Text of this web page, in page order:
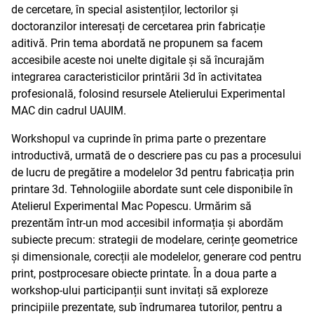
de cercetare, în special asistenților, lectorilor și
doctoranzilor interesați de cercetarea prin fabricație
aditivă. Prin tema abordată ne propunem sa facem
accesibile aceste noi unelte digitale și să încurajăm
integrarea caracteristicilor printării 3d în activitatea
profesională, folosind resursele Atelierului Experimental
MAC din cadrul UAUIM.
Workshopul va cuprinde în prima parte o prezentare
introductivă, urmată de o descriere pas cu pas a procesului
de lucru de pregătire a modelelor 3d pentru fabricația prin
printare 3d. Tehnologiile abordate sunt cele disponibile în
Atelierul Experimental Mac Popescu. Urmărim să
prezentăm într-un mod accesibil informația și abordăm
subiecte precum: strategii de modelare, cerințe geometrice
și dimensionale, corecții ale modelelor, generare cod pentru
print, postprocesare obiecte printate. În a doua parte a
workshop-ului participanții sunt invitați să exploreze
principiile prezentate, sub îndrumarea tutorilor, pentru a